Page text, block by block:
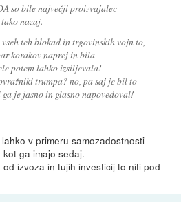
so bile največji proizvajalec
nazaj.
teh blokad in trgovinskih vojn to,
korakov naprej in bila
potem lahko izsiljevala!
trumpa? no, pa saj je bil to
je jasno in glasno napovedoval!
v primeru samozadostnosti
ga imajo sedaj.
izvoza in tujih investicij to niti pod